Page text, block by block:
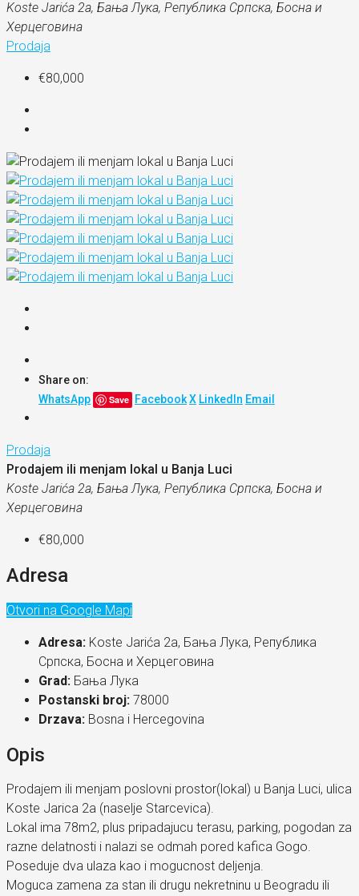
Koste Jarića 2a, Бања Лука, Република Српскa, Босна и
Херцеговина
Prodaja
€80,000
Share on:
WhatsApp
Save FacebookX LinkedIn Email
Prodaja
Prodajem ili menjam lokal u Banja Luci
Koste Jarića 2a, Бања Лука, Република Српскa, Босна и
Херцеговина
€80,000
Adresa
Otvori na Google Mapi
Adresa: Koste Jarića 2a, Бања Лука, Република
Српскa, Босна и Херцеговина
Grad: Бања Лука
Postanski broj: 78000
Drzava: Bosna i Hercegovina
Opis
Prodajem ili menjam poslovni prostor(lokal) u Banja Luci, ulica
Koste Jarica 2a (naselje Starcevica).
Lokal ima 78m2, plus pripadajucu terasu, parking, pogodan za
razne delatnosti i nalazi se odmah pored kafica Gogo.
Poseduje dva ulaza kao i mogucnost deljenja.
Moguca zamena za stan ili drugu nekretninu u Beogradu ili